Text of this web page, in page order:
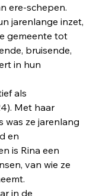
ere-schepen.
jarenlange inzet,
gemeente tot
bruisende,
in hun
als
Met haar
was ze jarenlang
en
is Rina een
van wie ze
in de